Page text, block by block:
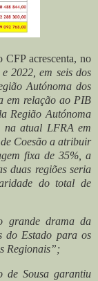
acrescenta, no
2022, em seis dos
Autónoma dos
em relação ao PIB
Região Autónoma
na atual LFRA em
Coesão a atribuir
fixa de 35%, a
duas regiões seria
do total de
grande drama da
do Estado para os
Regionais”;
de Sousa garantiu